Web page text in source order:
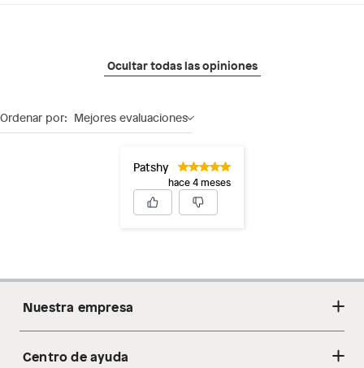
Ocultar todas las opiniones
Ordenar por: Mejores evaluaciones
Patshy
hace 4 meses
Nuestra empresa
Acerca de nosotros
Centro de ayuda